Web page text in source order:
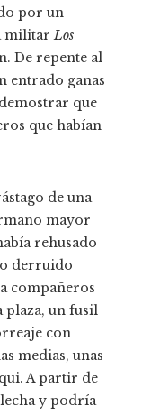
por un
militarLos
De repente al
entrado ganas
que
que habían
de una
mayor
rehusado
derruido
compañeros
plaza, un fusil
con
medias, unas
A partir de
y podría